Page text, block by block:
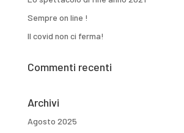
Sempre on line !
Il covid non ci ferma!
Commenti recenti
Archivi
Agosto 2025